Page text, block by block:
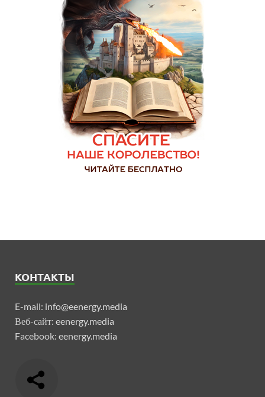
КОНТАКТЫ
E-mail: info@eenergy.media
Веб-сайт: eenergy.media
Facebook: eenergy.media